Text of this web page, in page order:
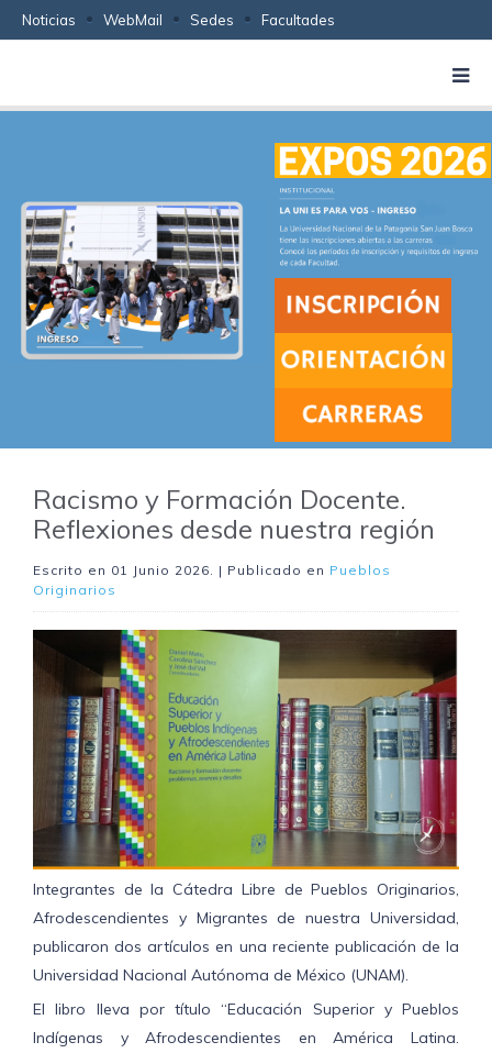
Noticias WebMail Sedes Facultades
Racismo y Formación Docente.
Reflexiones desde nuestra región
Escrito en 01 Junio 2026. | Publicado en Pueblos
Originarios
Integrantes de la Cátedra Libre de Pueblos Originarios,
Afrodescendientes y Migrantes de nuestra Universidad,
publicaron dos artículos en una reciente publicación de la
Universidad Nacional Autónoma de México (UNAM).
El libro lleva por título “Educación Superior y Pueblos
Indígenas y Afrodescendientes en América Latina.